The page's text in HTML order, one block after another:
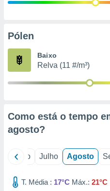
e
de
Pólen
Baixo
Relva (11 #/m³)
Como está o tempo
agosto?
Junho Julho Agosto
T. Média : 17°C Máx.: 21°C